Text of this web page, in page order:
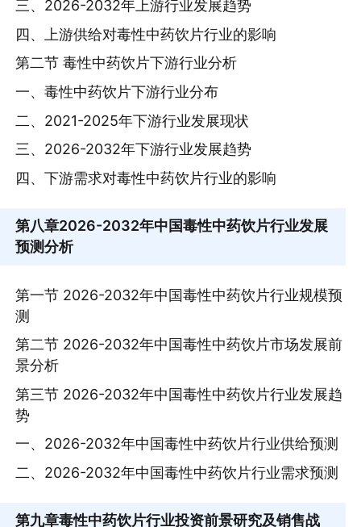
三、2026-2032年上游行业发展趋势
四、上游供给对毒性中药饮片行业的影响
第二节 毒性中药饮片下游行业分析
一、毒性中药饮片下游行业分布
二、2021-2025年下游行业发展现状
三、2026-2032年下游行业发展趋势
四、下游需求对毒性中药饮片行业的影响
第八章2026-2032年中国毒性中药饮片行业发展
预测分析
第一节 2026-2032年中国毒性中药饮片行业规模预
测
第二节 2026-2032年中国毒性中药饮片市场发展前
景分析
第三节 2026-2032年中国毒性中药饮片行业发展趋
势
一、2026-2032年中国毒性中药饮片行业供给预测
二、2026-2032年中国毒性中药饮片行业需求预测
第九章毒性中药饮片行业投资前景研究及销售战